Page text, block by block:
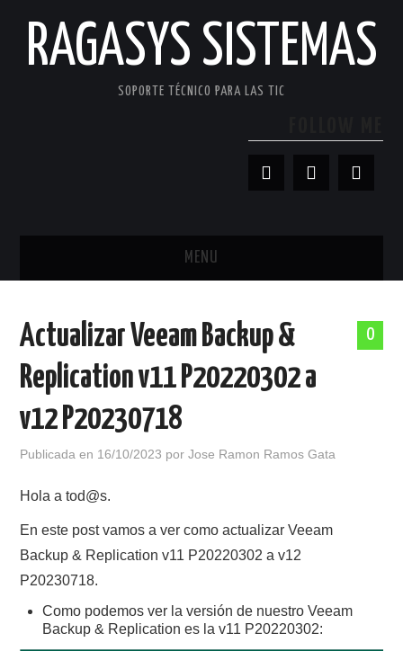
RAGASYS SISTEMAS
SOPORTE TÉCNICO PARA LAS TIC
MENU
ACERCA DE
PATROCINADORES
0
Actualizar Veeam Backup &
Replication v11 P20220302 a
v12 P20230718
Publicada en 16/10/2023 porJose Ramon Ramos Gata
Hola a tod@s.
En este post vamos a ver como actualizar Veeam
Backup & Replication v11 P20220302 a v12
P20230718.
Como podemos ver la versión de nuestro Veeam
Backup & Replication es la v11 P20220302: